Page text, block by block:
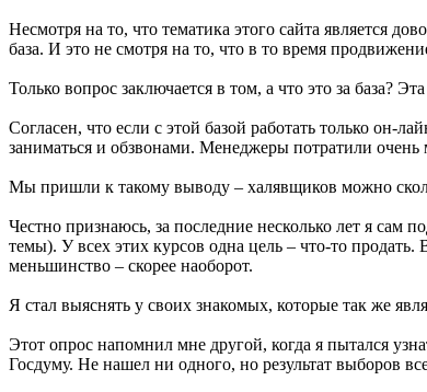
Несмотря на то, что тематика этого сайта является
база. И это не смотря на то, что в то время
Только вопрос заключается в том, а что это за база?
Согласен, что если с этой базой работать только он-
заниматься и обзвонами. Менеджеры потратили
Мы пришли к такому выводу – халявщиков можно
Честно признаюсь, за последние несколько лет я сам
темы). У всех этих курсов одна цель – что-то
меньшинство – скорее наоборот.
Я стал выяснять у своих знакомых, которые так же
Этот опрос напомнил мне другой, когда я пытался
Госдуму. Не нашел ни одного, но результат выборов